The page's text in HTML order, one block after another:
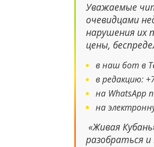
Уважаемые
очевидцами
нарушения их
цены,
в наш бот в
в редакцию:
на WhatsApp
на
«Живая
разобраться